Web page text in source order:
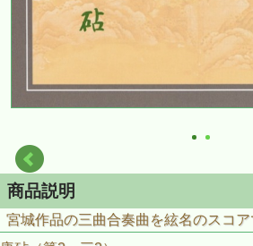
商品説明
宮城作品の三曲合奏曲を絃名のスコ